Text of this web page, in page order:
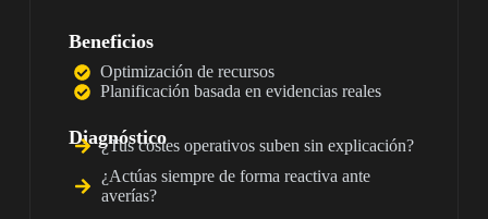
Beneficios
Optimización de recursos
Planificación basada en evidencias reales
Diagnóstico
¿Tus costes operativos suben sin explicación?
¿Actúas siempre de forma reactiva ante
averías?